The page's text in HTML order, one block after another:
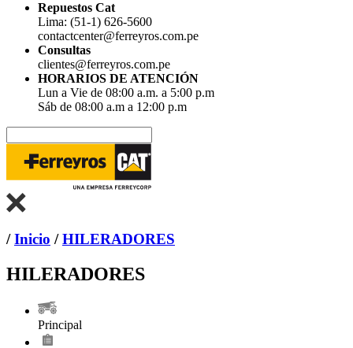
Repuestos Cat
Lima: (51-1) 626-5600
contactcenter@ferreyros.com.pe
Consultas
clientes@ferreyros.com.pe
HORARIOS DE ATENCIÓN
Lun a Vie de 08:00 a.m. a 5:00 p.m
Sáb de 08:00 a.m a 12:00 p.m
/Inicio /HILERADORES
HILERADORES
Principal